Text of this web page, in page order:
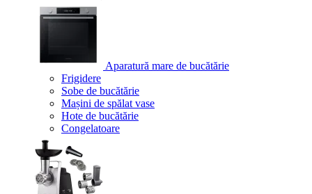
Aparatură mare de bucătărie
Frigidere
Sobe de bucătărie
Mașini de spălat vase
Hote de bucătărie
Congelatoare